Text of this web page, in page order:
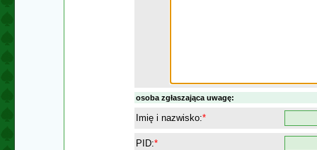
osoba zgłaszająca uwagę:
Imię i nazwisko:*
PID:*